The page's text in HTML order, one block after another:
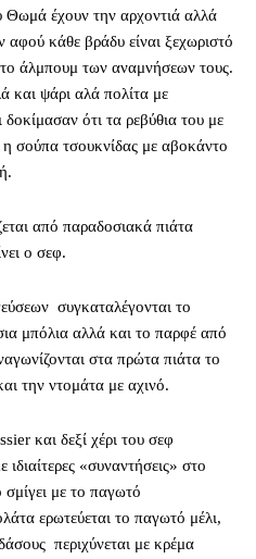
Θωμά έχουν την αρχοντιά αλλά
κάθε βράδυ είναι ξεχωριστό
το άλμπουμ των αναμνήσεων τους.
και ψάρι αλά πολίτα με
ότι τα ρεβύθια του με
η σούπα τσουκνίδας με αβοκάντο
από παραδοσιακά πιάτα
ο σεφ.
συγκαταλέγονται το
μπόλια αλλά και το παρφέ από
στα πρώτα πιάτα το
την ντομάτα με αχινό.
και δεξί χέρι του σεφ
«συναντήσεις» στο
με το παγωτό
ερωτεύεται το παγωτό μέλι,
περιχύνεται με κρέμα